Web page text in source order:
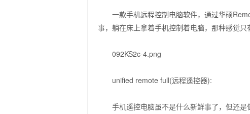
一款手机远程控制电脑软件，通过华硕
事，躺在床上拿着手机控制着电脑，那种感觉
092KS2c-4.png
unified remote full(远程遥控器):
手机遥控电脑虽不是什么新鲜事了，但还是